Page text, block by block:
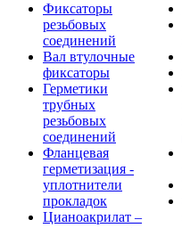
Фиксаторы
резьбовых
соединений
Вал втулочные
фиксаторы
Герметики
трубных
резьбовых
соединений
Фланцевая
герметизация -
уплотнители
прокладок
Цианоакрилат –